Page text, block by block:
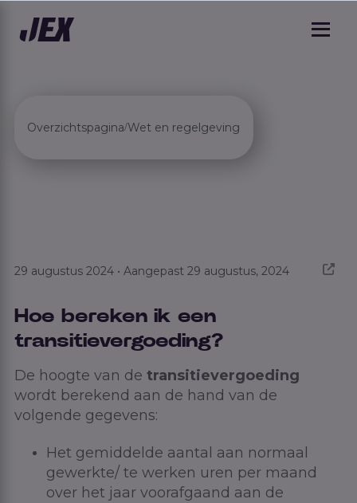
Overzichtspagina/Wet en regelgeving
29 augustus 2024 • Aangepast 29 augustus, 2024
Hoe bereken ik een
transitievergoeding?
De hoogte van de transitievergoeding
wordt berekend aan de hand van de
volgende gegevens:
Het gemiddelde aantal aan normaal
gewerkte/ te werken uren per maand
over het jaar voorafgaand aan de